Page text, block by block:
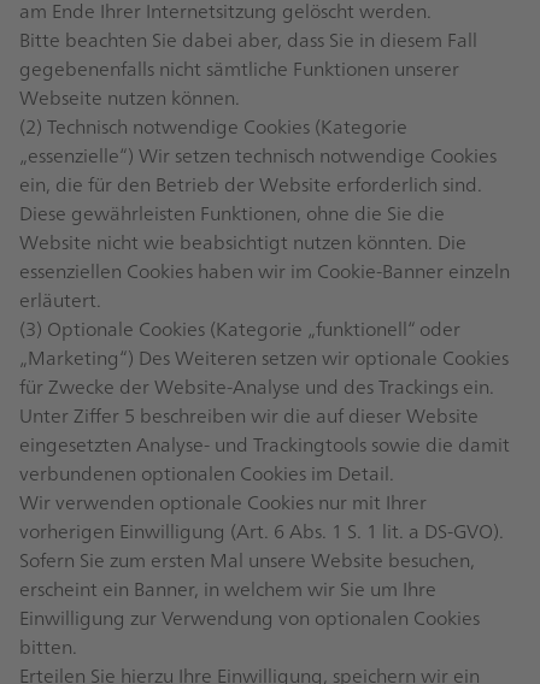
am Ende Ihrer Internetsitzung gelöscht werden.
Bitte beachten Sie dabei aber, dass Sie in diesem Fall
gegebenenfalls nicht sämtliche Funktionen unserer
Webseite nutzen können.
(2) Technisch notwendige Cookies (Kategorie
„essenzielle“) Wir setzen technisch notwendige Cookies
ein, die für den Betrieb der Website erforderlich sind.
Diese gewährleisten Funktionen, ohne die Sie die
Website nicht wie beabsichtigt nutzen könnten. Die
essenziellen Cookies haben wir im Cookie-Banner einzeln
erläutert.
(3) Optionale Cookies (Kategorie „funktionell“ oder
„Marketing“) Des Weiteren setzen wir optionale Cookies
für Zwecke der Website-Analyse und des Trackings ein.
Unter Ziffer 5 beschreiben wir die auf dieser Website
eingesetzten Analyse- und Trackingtools sowie die damit
verbundenen optionalen Cookies im Detail.
Wir verwenden optionale Cookies nur mit Ihrer
vorherigen Einwilligung (Art. 6 Abs. 1 S. 1 lit. a DS-GVO).
Sofern Sie zum ersten Mal unsere Website besuchen,
erscheint ein Banner, in welchem wir Sie um Ihre
Einwilligung zur Verwendung von optionalen Cookies
bitten.
Erteilen Sie hierzu Ihre Einwilligung, speichern wir ein